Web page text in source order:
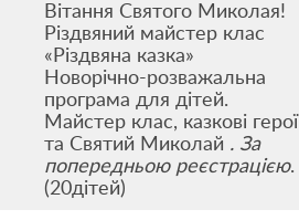
Вітання Святого Миколая!
Різдвяний майстер клас
«Різдвяна казка»
Новорічно-розважальна
програма для дітей.
Майстер клас, казкові герої
та Святий Миколай . За
попередньою реєстрацією.
(20дітей)